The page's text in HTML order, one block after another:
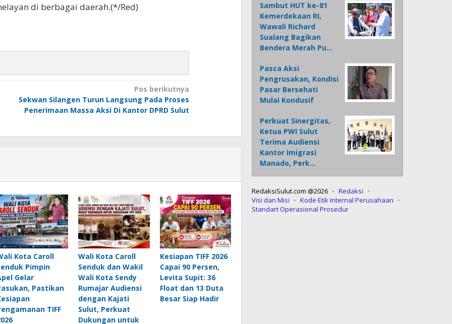
di berbagai daerah.(*/Red)
Pos berikutnya
Sekwan Silangen Turun Langsung Pada Proses
Penerimaan Massa Aksi Di Kantor DPRD Sulut
Kota Caroll
Pimpin
Gelar
Pastikan
TIFF
Wali Kota Caroll
Senduk dan Wakil
Wali Kota Sendy
Rumajar Audiensi
dengan Kajati
Sulut, Perkuat
Dukungan untuk
Kesiapan TIFF 2026
Capai 90 Persen,
Levita Supit: 36
Float dan 13 Duta
Besar Siap Hadir
Sambut HUT ke-81
Kemerdekaan RI,
Wawali Richard
Sualang Bagikan
Bendera Merah Pu…
Pasca Aksi
Pengrusakan, Kondisi
Pasar Bersehati
Mulai Kondusif
Perkuat Sinergitas,
Ketua PWI Sulut
Terima Audiensi
Kantor Imigrasi
Manado, Perk…
RedaksiSulut.com @2026
Redaksi
Visi dan Misi
Kode Etik Internal Perusahaan
Standart Operasional Prosedur